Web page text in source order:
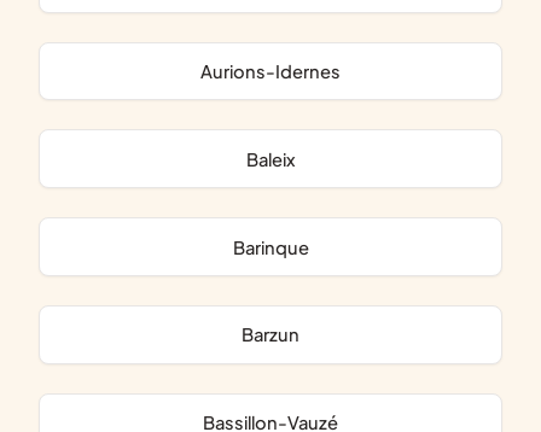
Aurions-Idernes
Baleix
Barinque
Barzun
Bassillon-Vauzé